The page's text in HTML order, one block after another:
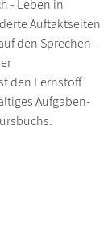
- Leben in
Auftaktseiten
den Sprechen-
den Lernstoff
Aufgaben-